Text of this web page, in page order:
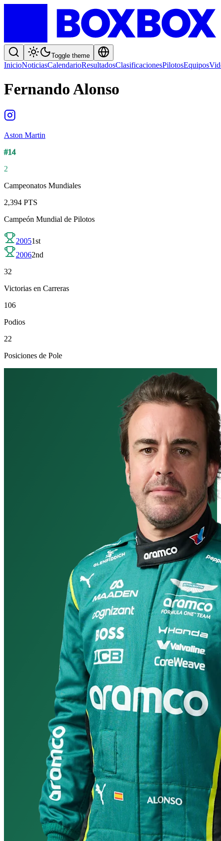
Toggle theme
InicioNoticiasCalendarioResultadosClasificacionesPilotosEquipos
Fernando Alonso
Aston Martin
#14
2
Campeonatos Mundiales
2,394 PTS
Campeón Mundial de Pilotos
20051st
20062nd
32
Victorias en Carreras
106
Podios
22
Posiciones de Pole